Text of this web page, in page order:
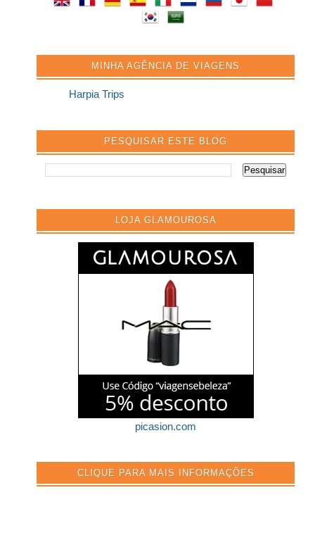
MINHA AGÊNCIA DE VIAGENS
Harpia Trips
PESQUISAR ESTE BLOG
LOJA GLAMOUROSA
picasion.com
CLIQUE PARA MAIS INFORMAÇÕES